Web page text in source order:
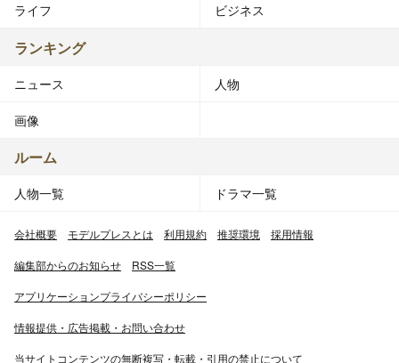
ライフ ビジネス
ランキング
ニュース 人物
画像
ルーム
人物一覧 ドラマ一覧
会社概要 モデルプレスとは 利用規約 推奨環境 採用情報
編集部からのお知らせ RSS一覧
アプリケーションプライバシーポリシー
情報提供・広告掲載・お問い合わせ
当サイトコンテンツの無断複写・転載・引用の禁止について